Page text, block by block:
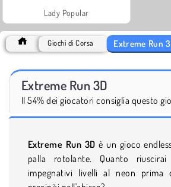
Lady Popular
Giochi di Corsa Extreme Run
Extreme Run 3D
Il 54% dei giocatori consiglia questo
Extreme Run 3Dè un gioco
palla rotolante. Quanto
impegnativi livelli al neon prima